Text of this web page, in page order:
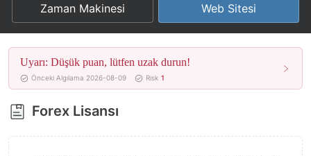
4
5
6
7
8
5
6
7
8
9
Zaman Makinesi Web Sitesi
Uyarı: Düşük puan, lütfen uzak durun!
Önceki Algılama 2026-08-09 Risk 1
Forex Lisansı